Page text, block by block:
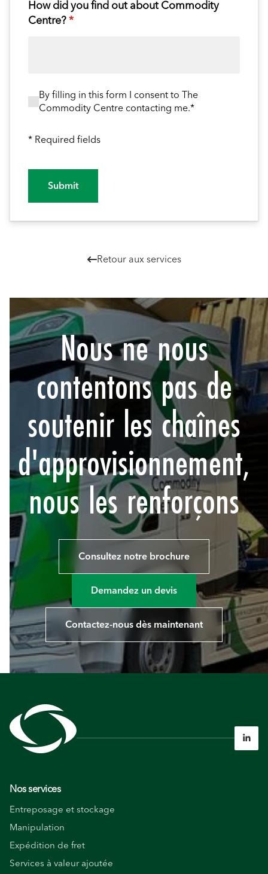
How did you find out about Commodity
Centre?*
(required)
By filling in this form I consent to The
By filling in this form I consent to The
Commodity Centre contacting me.*
* Required fields
Submit
Retour aux services
Nous ne nous
contentons pas de
soutenir les chaînes
d'approvisionnement,
nous les renforçons
Consultez notre brochure
Demandez un devis
Contactez-nous dès maintenant

Nos services
Entreposage et stockage
Manipulation
Expédition de fret
Services à valeur ajoutée